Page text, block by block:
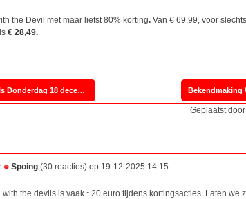
the Devil met maar liefst 80% korting. Van € 69,99, voor slechts
€ 28,49.
« Adventskalender deals Donderdag 18 december Bekendmaking
Geplaatst door
Spoing (30 reacties) op 19-12-2025 14:15
with the devils is vaak ~20 euro tijdens kortingsacties. Laten we